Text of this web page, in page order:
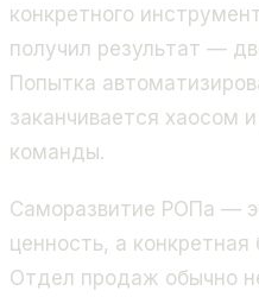
конкретного
получил результат —
Попытка
заканчивается хаосом
команды.
Саморазвитие РОПа —
ценность, а
Отдел продаж обычно